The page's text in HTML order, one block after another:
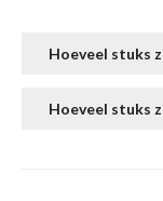
Hoeveel stuks
Hoeveel stuks